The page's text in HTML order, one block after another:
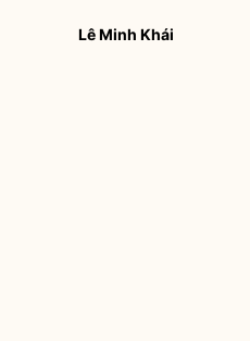
Lê Minh Khái